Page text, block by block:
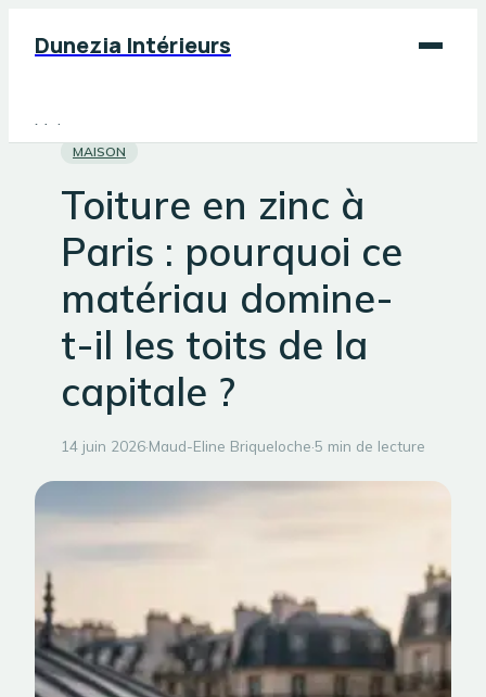
Dunezia Intérieurs
Maison
Jardinage
Bricolage
MAISON
Toiture en zinc à
Paris : pourquoi ce
matériau domine-
t-il les toits de la
capitale ?
14 juin 2026·Maud-Eline Briqueloche·5 min de lecture